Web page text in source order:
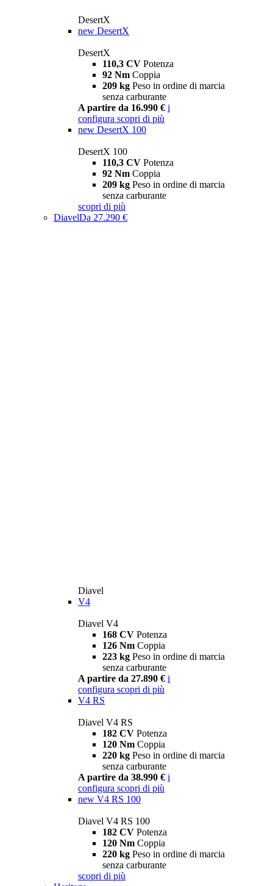
DesertX
new DesertX
DesertX
110,3 CV Potenza
92 Nm Coppia
209 kg Peso in ordine di marcia
senza carburante
A partire da 16.990 € i
configura scopri di più
new DesertX 100
DesertX 100
110,3 CV Potenza
92 Nm Coppia
209 kg Peso in ordine di marcia
senza carburante
scopri di più
DiavelDa 27.290 €
Diavel
V4
Diavel V4
168 CV Potenza
126 Nm Coppia
223 kg Peso in ordine di marcia
senza carburante
A partire da 27.890 € i
configura scopri di più
V4 RS
Diavel V4 RS
182 CV Potenza
120 Nm Coppia
220 kg Peso in ordine di marcia
senza carburante
A partire da 38.990 € i
configura scopri di più
new V4 RS 100
Diavel V4 RS 100
182 CV Potenza
120 Nm Coppia
220 kg Peso in ordine di marcia
senza carburante
scopri di più